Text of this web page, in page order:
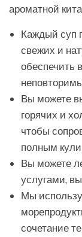
ароматной
Каждый суп
свежих и
обеспечить
Вы можете
горячих и
чтобы
полным
Вы можете
услугами,
Мы
сочетание